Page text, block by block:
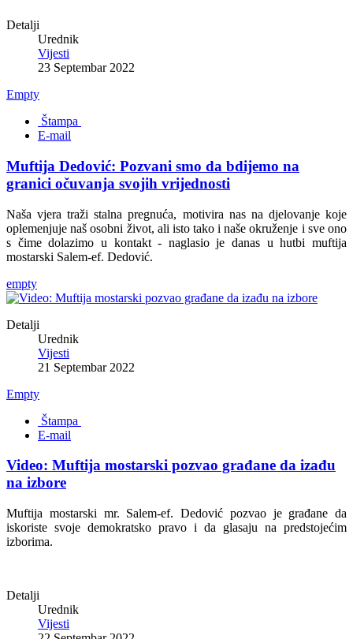
Detalji
Urednik
Vijesti
23 Septembar 2022
Empty
Štampa
E-mail
Muftija Dedović: Pozvani smo da bdijemo na
granici očuvanja svojih vrijednosti
Naša vjera traži stalna pregnuća, motivira nas na djelovanje koje
oplemenjuje naš osobni život, ali isto tako i naše okruženje i sve ono
s čime dolazimo u kontakt - naglasio je danas u hutbi muftija
mostarski Salem-ef. Dedović.
empty
Detalji
Urednik
Vijesti
21 Septembar 2022
Empty
Štampa
E-mail
Video: Muftija mostarski pozvao građane da izađu
na izbore
Muftija mostarski mr. Salem-ef. Dedović pozvao je građane da
iskoriste svoje demokratsko pravo i da glasaju na predstojećim
izborima.
Detalji
Urednik
Vijesti